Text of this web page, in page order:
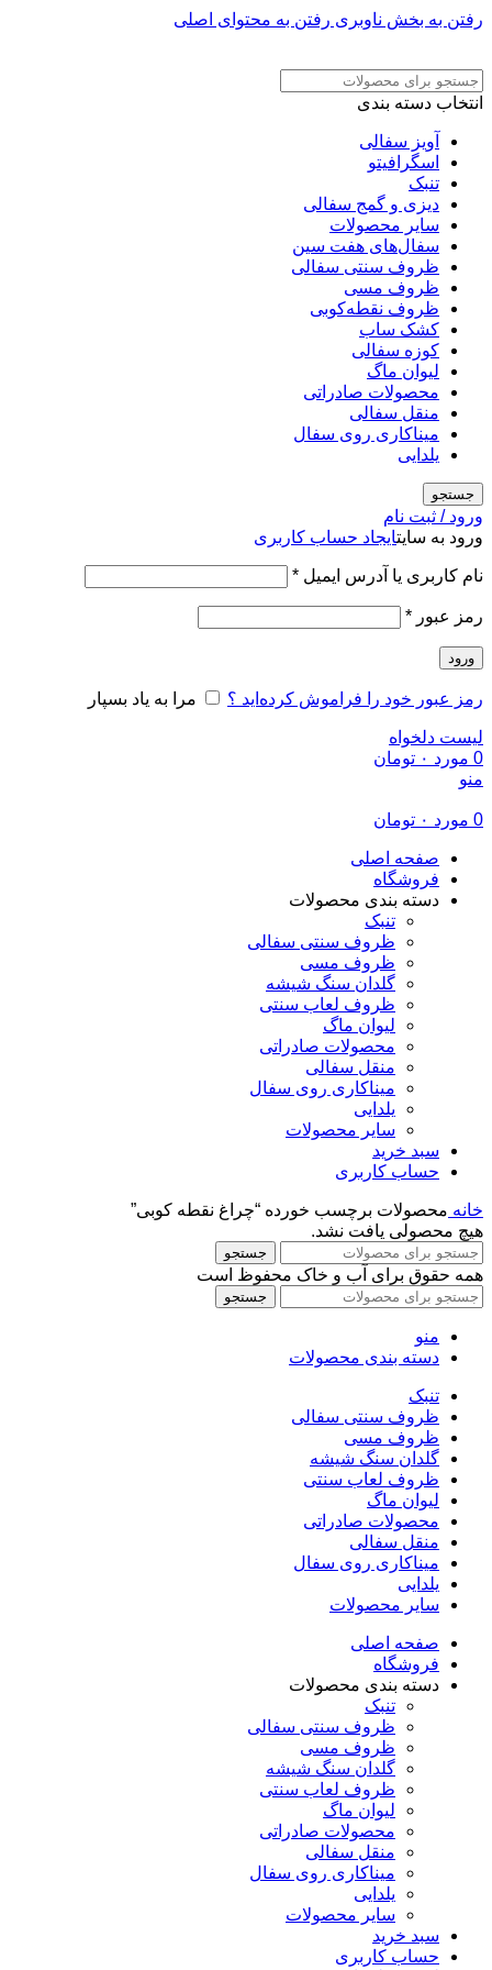
رفتن به بخش ناوبری رفتن به محتوای اصلی
انتخاب دسته بندی
آویز سفالی
اسگرافیتو
تنبک
دیزی و گمج سفالی
سایر محصولات
سفال‌های هفت‌ سین
ظروف سنتی سفالی
ظروف مسی
ظروف نقطه‌کوبی
کشک ساب
کوزه سفالی
لیوان ماگ
محصولات صادراتی
منقل سفالی
میناکاری روی سفال
یلدایی
جستجو
ورود / ثبت نام
ورود به سایتایجاد حساب کاربری
نام کاربری یا آدرس ایمیل *الزامی
رمز عبور *الزامی
ورود
رمز عبور خود را فراموش کرده‌اید ؟ مرا به یاد بسپار
لیست دلخواه
0 مورد ۰ تومان
منو
0 مورد ۰ تومان
صفحه اصلی
فروشگاه
دسته بندی محصولات
تنبک
ظروف سنتی سفالی
ظروف مسی
گلدان سنگ شیشه
ظروف لعاب سنتی
لیوان ماگ
محصولات صادراتی
منقل سفالی
میناکاری روی سفال
یلدایی
سایر محصولات
سبد خرید
حساب کاربری
خانه محصولات برچسب خورده “چراغ نقطه کوبی”
هیچ محصولی یافت نشد.
جستجو
همه حقوق برای آب و خاک محفوظ است
جستجو
منو
دسته بندی محصولات
تنبک
ظروف سنتی سفالی
ظروف مسی
گلدان سنگ شیشه
ظروف لعاب سنتی
لیوان ماگ
محصولات صادراتی
منقل سفالی
میناکاری روی سفال
یلدایی
سایر محصولات
صفحه اصلی
فروشگاه
دسته بندی محصولات
تنبک
ظروف سنتی سفالی
ظروف مسی
گلدان سنگ شیشه
ظروف لعاب سنتی
لیوان ماگ
محصولات صادراتی
منقل سفالی
میناکاری روی سفال
یلدایی
سایر محصولات
سبد خرید
حساب کاربری